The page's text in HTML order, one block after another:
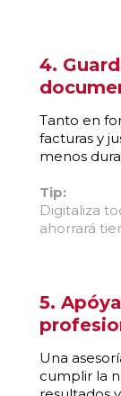
4.
Tanto en
facturas y
menos
Tip:
Digitaliza
ahorrará
5.
Una
cumplir la